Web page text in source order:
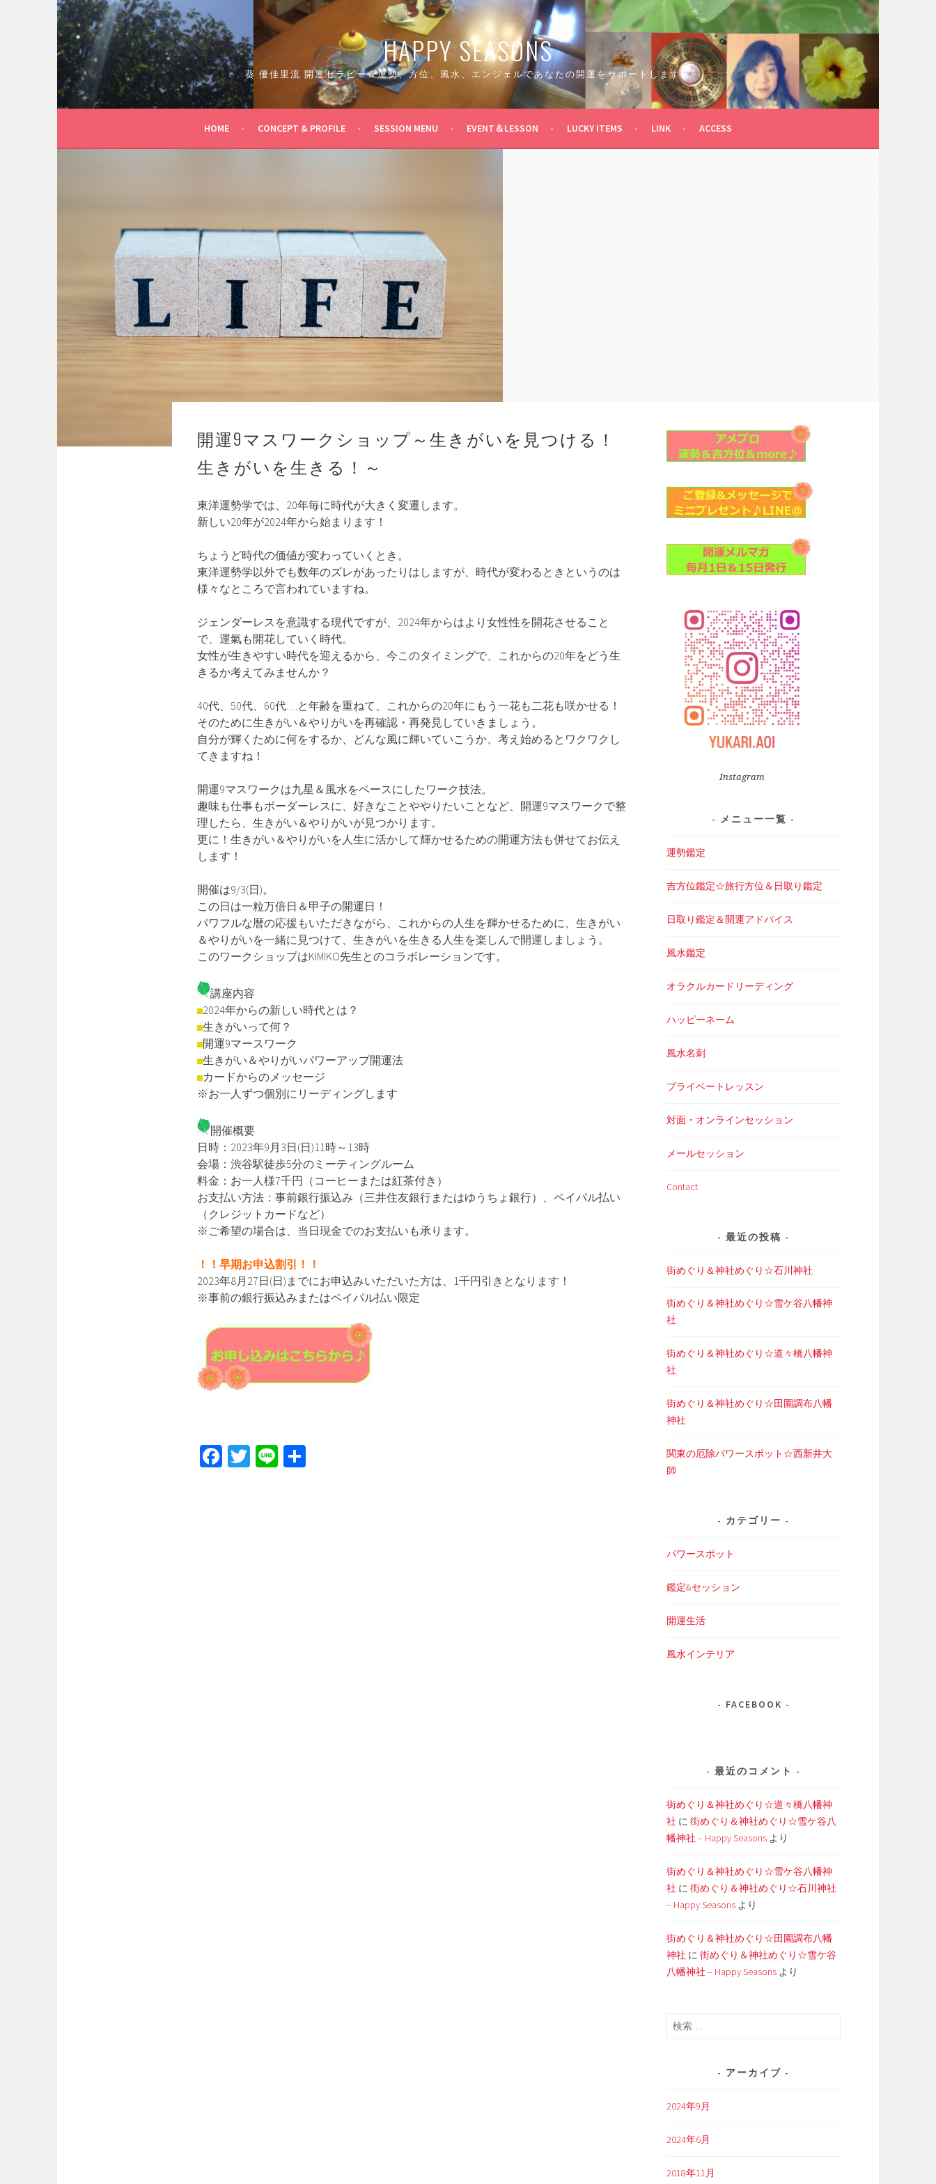
コ
ン
テ
ン
ツ
へ
ス
HAPPY SEASONS
葵 優佳里流 開運セラピー☆運勢、方位、風水、エンジェルであなたの開運をサポートします！
HOME CONCEPT & PROFILE SESSION MENU EVENT＆LESSON LUCKY ITEMS LINK ACCESS
開運9マスワークショップ～生きがいを見つける！
生きがいを生きる！～
東洋運勢学では、20年毎に時代が大きく変遷します。
新しい20年が2024年から始まります！
ちょうど時代の価値が変わっていくとき。
東洋運勢学以外でも数年のズレがあったりはしますが、時代が変わるときというのは
様々なところで言われていますね。
ジェンダーレスを意識する現代ですが、2024年からはより女性性を開花させること
で、運氣も開花していく時代。
女性が生きやすい時代を迎えるから、今このタイミングで、これからの20年をどう生
きるか考えてみませんか？
40代、50代、60代…と年齢を重ねて、これからの20年にもう一花も二花も咲かせる！
そのために生きがい＆やりがいを再確認・再発見していきましょう。
自分が輝くために何をするか、どんな風に輝いていこうか、考え始めるとワクワクし
てきますね！
開運9マスワークは九星＆風水をベースにしたワーク技法。
趣味も仕事もボーダーレスに、好きなことややりたいことなど、開運9マスワークで整
理したら、生きがい＆やりがいが見つかります。
更に！生きがい＆やりがいを人生に活かして輝かせるための開運方法も併せてお伝え
します！
開催は9/3(日)。
この日は一粒万倍日＆甲子の開運日！
パワフルな暦の応援もいただきながら、これからの人生を輝かせるために、生きがい
＆やりがいを一緒に見つけて、生きがいを生きる人生を楽しんで開運しましょう。
このワークショップはKIMIKO先生とのコラボレーションです。
講座内容
2024年からの新しい時代とは？
生きがいって何？
開運9マースワーク
生きがい＆やりがいパワーアップ開運法
カードからのメッセージ
※お一人ずつ個別にリーディングします
開催概要
日時：2023年9月3日(日)11時～13時
会場：渋谷駅徒歩5分のミーティングルーム
料金：お一人様7千円（コーヒーまたは紅茶付き）
お支払い方法：事前銀行振込み（三井住友銀行またはゆうちょ銀行）、ペイパル払い
（クレジットカードなど）
※ご希望の場合は、当日現金でのお支払いも承ります。
！！早期お申込割引！！
2023年8月27日(日)までにお申込みいただいた方は、1千円引きとなります！
※事前の銀行振込みまたはペイパル払い限定
Fa T
Li
Instagram
メニュー一覧
運勢鑑定
吉方位鑑定☆旅行方位＆日取り鑑定
日取り鑑定＆開運アドバイス
風水鑑定
オラクルカードリーディング
ハッピーネーム
風水名刺
プライベートレッスン
対面・オンラインセッション
メールセッション
Contact
最近の投稿
街めぐり＆神社めぐり☆石川神社
街めぐり＆神社めぐり☆雪ケ谷八幡神
社
街めぐり＆神社めぐり☆道々橋八幡神
社
街めぐり＆神社めぐり☆田園調布八幡
神社
関東の厄除パワースポット☆西新井大
師
カテゴリー
パワースポット
鑑定&セッション
開運生活
風水インテリア
FACEBOOK
最近のコメント
街めぐり＆神社めぐり☆道々橋八幡神
社 に 街めぐり＆神社めぐり☆雪ケ谷八
幡神社 – Happy Seasons より
街めぐり＆神社めぐり☆雪ケ谷八幡神
社 に 街めぐり＆神社めぐり☆石川神社
– Happy Seasons より
街めぐり＆神社めぐり☆田園調布八幡
神社 に 街めぐり＆神社めぐり☆雪ケ谷
八幡神社 – Happy Seasons より
検
アーカイブ
2024年9月
2024年6月
2018年11月